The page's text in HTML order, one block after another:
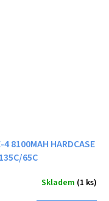
4 8100MAH HARDCASE
65C
Skladem (1 ks)